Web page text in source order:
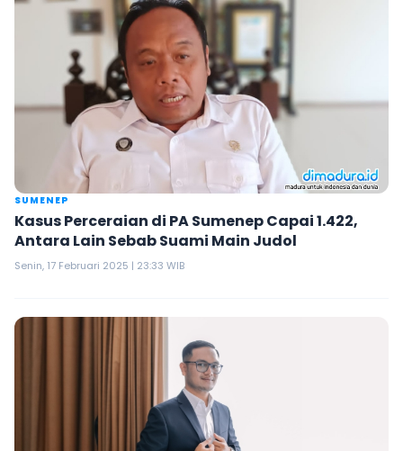
SUMENEP
Kasus Perceraian di PA Sumenep Capai 1.422,
Antara Lain Sebab Suami Main Judol
Senin, 17 Februari 2025 | 23:33 WIB